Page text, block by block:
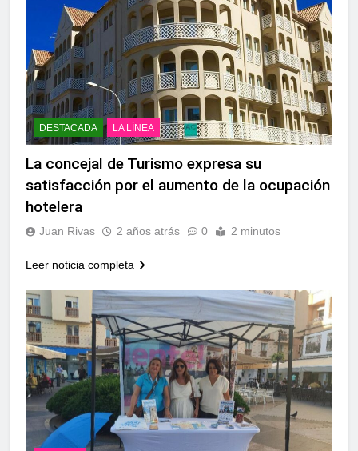
DESTACADA LA LÍNEA
La concejal de Turismo expresa su
satisfacción por el aumento de la ocupación
hotelera
Juan Rivas 2 años atrás 0 2 minutos
Leer noticia completa